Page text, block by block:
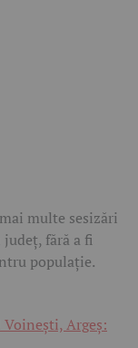
multe sesizări
fără a fi
populație.
Argeș: